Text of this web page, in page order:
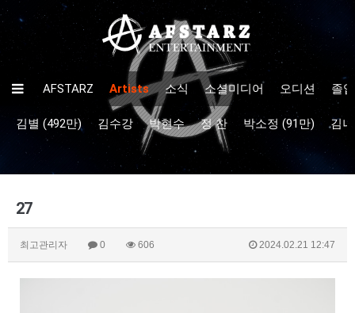
AFSTARZ Artists 소식 소셜미디어 오디션 졸
김별 (492만) 김수강 박현수 정 찬 박소정 (91만) 김
27
최고관리자 0 606 2024.02.21 12:47